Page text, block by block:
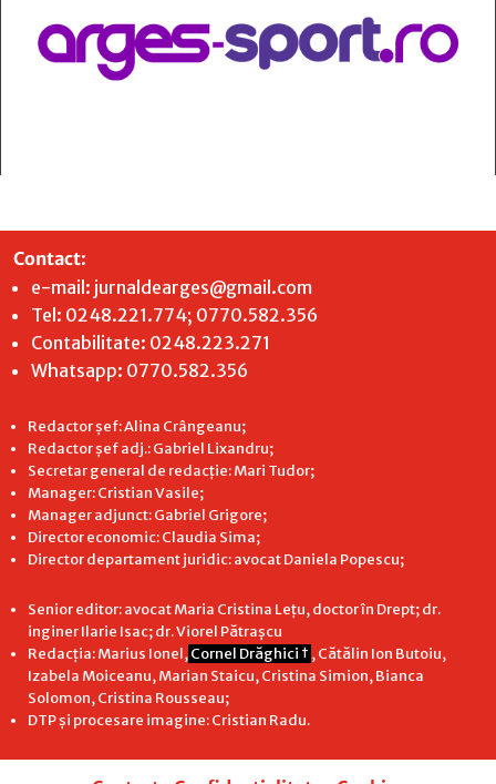
Contact:
e-mail: jurnaldearges@gmail.com
Tel: 0248.221.774; 0770.582.356
Contabilitate: 0248.223.271
Whatsapp: 0770.582.356
Redactor șef: Alina Crângeanu;
Redactor șef adj.: Gabriel Lixandru;
Secretar general de redacție: Mari Tudor;
Manager: Cristian Vasile;
Manager adjunct: Gabriel Grigore;
Director economic: Claudia Sima;
Director departament juridic: avocat Daniela Popescu;
Senior editor: avocat Maria Cristina Leţu, doctor în Drept; dr.
inginer Ilarie Isac; dr. Viorel Pătrașcu
Redacţia: Marius Ionel,Cornel Drăghici † , Cătălin Ion Butoiu,
Izabela Moiceanu, Marian Staicu, Cristina Simion, Bianca
Solomon, Cristina Rousseau;
DTP și procesare imagine: Cristian Radu.